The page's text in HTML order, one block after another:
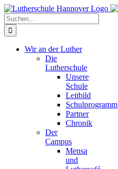
Zum
Inhalt
springen
Facebook
X
Instagram
Pinterest
Suche
nach:
Wir an der Luther
Die
Lutherschule
Unsere
Schule
Leitbild
Schulprogramm
Partner
Chronik
Der
Campus
Mensa
und